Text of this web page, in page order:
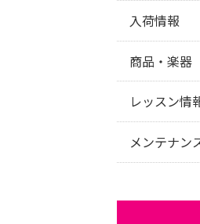
入荷情報
商品・楽器
レッスン情
メンテナン